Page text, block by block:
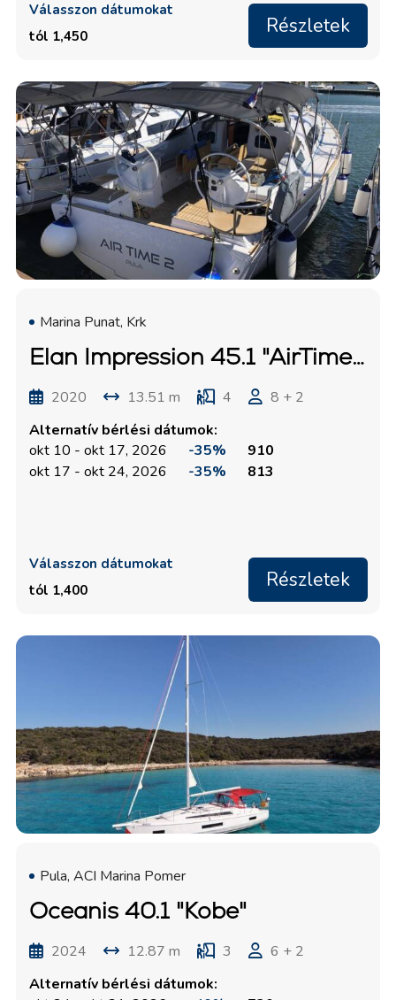
Válasszon dátumokat
tól 1,450
Részletek
Marina Punat, Krk
Elan Impression 45.1 "AirTime 2"
2020 13.51 m 4
8 + 2
Alternatív bérlési dátumok:
okt 10 - okt 17, 2026
-35%
910
okt 17 - okt 24, 2026
-35% 813
Válasszon dátumokat
tól 1,400
Részletek
Pula, ACI Marina Pomer
Oceanis 40.1 "Kobe"
2024 12.87 m 3
6 + 2
Alternatív bérlési dátumok: